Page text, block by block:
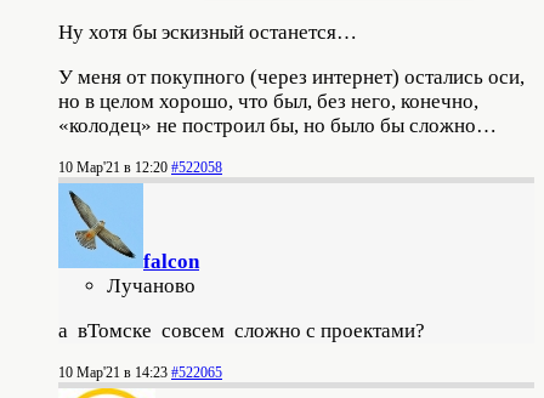
Ну хотя бы эскизный останется…
У меня от покупного (через интернет) остались оси,
но в целом хорошо, что был, без него, конечно,
«колодец» не построил бы, но было бы сложно…
10 Мар'21 в 12:20 #522058
falcon
Лучаново
а вТомске совсем сложно с проектами?
10 Мар'21 в 14:23 #522065